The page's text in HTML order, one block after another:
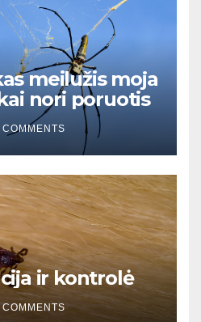
meilužis moja
nori poruotis
COMMENTS
ir kontrolė
COMMENTS